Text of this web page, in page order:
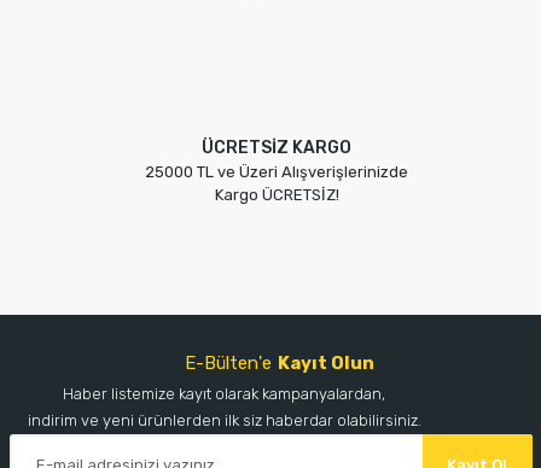
ÜCRETSİZ KARGO
25000 TL ve Üzeri Alışverişlerinizde
Kargo ÜCRETSİZ!
E-Bülten'e Kayıt Olun
Haber listemize kayıt olarak kampanyalardan,
indirim ve yeni ürünlerden ilk siz haberdar olabilirsiniz.
Kayıt Ol